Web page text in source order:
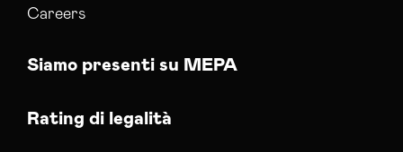
Careers
Siamo presenti su MEPA
Rating di legalità